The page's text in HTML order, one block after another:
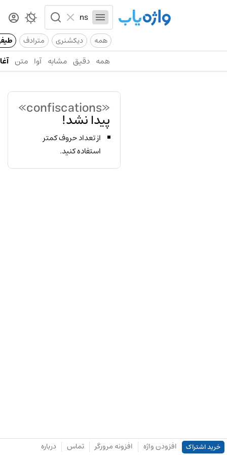
همه دیکشنری مترادف
همه دقیق مشابه آوا متن
«confiscations»
پیدا نشد!
از تعداد حروف کمتر
استفاده کنید.
خرید اشتراک افزودن واژه افزونه مرورگر تماس درباره